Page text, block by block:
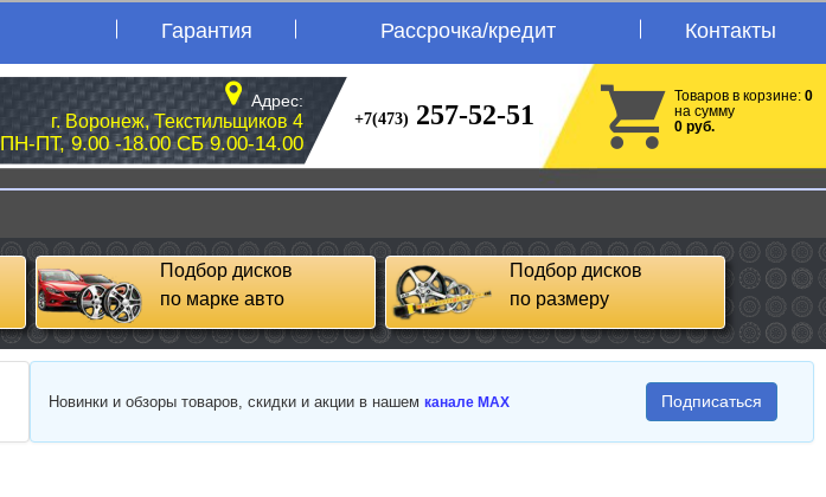
Гарантия Рассрочка/кредит Контакты
Адрес:
г. Воронеж, Текстильщиков 4
ПН-ПТ, 9.00 -18.00 СБ 9.00-14.00
+7(473) 257-52-51
Товаров в корзине: 0
на сумму
0 руб.
Подбор дисков
по марке авто
Подбор дисков
по размеру
Новинки и обзоры товаров, скидки и акции в нашем канале MAX Подписаться